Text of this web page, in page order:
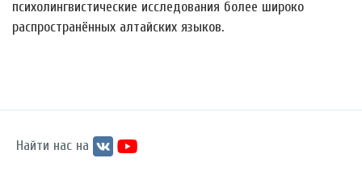
психолингвистические исследования более широко
распространённых алтайских языков.
Найти нас на